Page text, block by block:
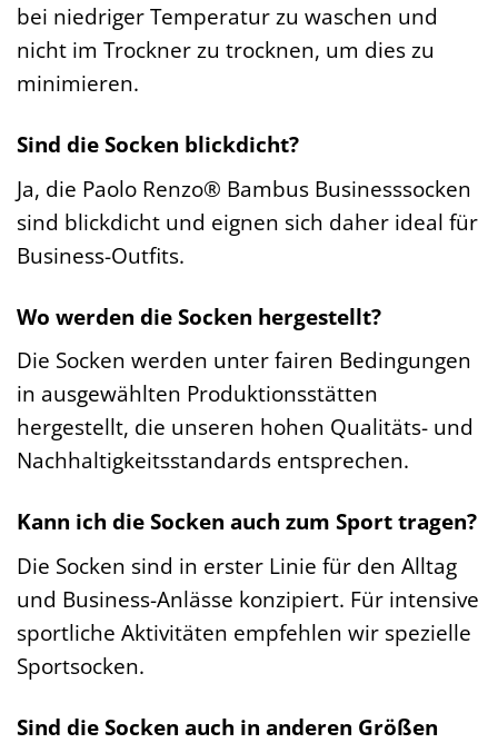
bei niedriger Temperatur zu waschen und
nicht im Trockner zu trocknen, um dies zu
minimieren.
Sind die Socken blickdicht?
Ja, die Paolo Renzo® Bambus Businesssocken
sind blickdicht und eignen sich daher ideal für
Business-Outfits.
Wo werden die Socken hergestellt?
Die Socken werden unter fairen Bedingungen
in ausgewählten Produktionsstätten
hergestellt, die unseren hohen Qualitäts- und
Nachhaltigkeitsstandards entsprechen.
Kann ich die Socken auch zum Sport tragen?
Die Socken sind in erster Linie für den Alltag
und Business-Anlässe konzipiert. Für intensive
sportliche Aktivitäten empfehlen wir spezielle
Sportsocken.
Sind die Socken auch in anderen Größen